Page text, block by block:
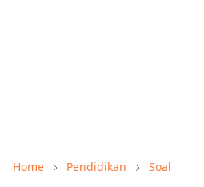
Home Pendidikan Soal